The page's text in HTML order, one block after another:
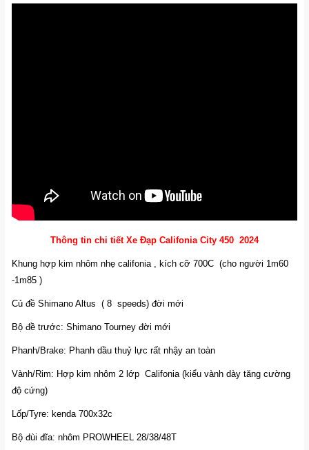
Thông tin chi tiết Xe Đạp Califonia City 450 2024
Khung hợp kim nhôm nhẹ califonia , kích cỡ 700C (cho người 1m60
-1m85 )
Củ đề Shimano Altus ( 8 speeds) đời mới
Bộ đề trước: Shimano Tourney đời mới
Phanh/Brake: Phanh dầu thuỷ lực rất nhậy an toàn
Vành/Rim: Hợp kim nhôm 2 lớp Califonia (kiểu vành dày tăng cường
độ cứng)
Lốp/Tyre: kenda 700x32c
Bộ đùi đĩa: nhôm PROWHEEL 28/38/48T